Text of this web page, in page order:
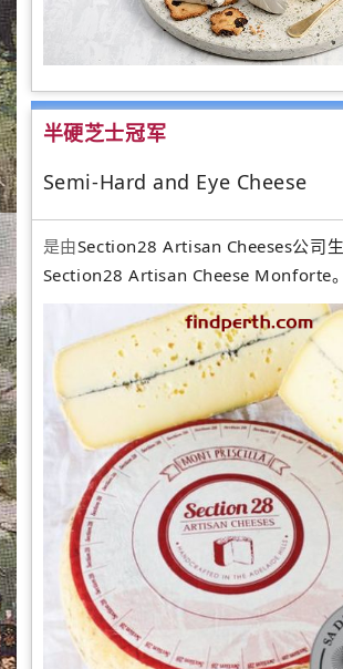
半硬芝士冠军
Semi-Hard and Eye Cheese
是由Section28 Artisan Cheeses公司
Section28 Artisan Cheese Monforte。